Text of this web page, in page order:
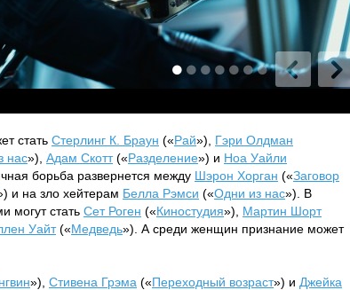
стать Стерлинг К. Браун («Рай»), Гэри Олдман
нас»), Адам Скотт(«Разделение») и Ноа Уайли
борьба развернется между Шэрон Хорган («Заговор
и на зло хейтерам Белла Рэмси («Одни из нас»). В
могут стать Сет Роген («Киностудия»), Мартин Шорт
Уайт(«Медведь»). А среди женщин признание может
»), Стивена Грэма («Переходный возраст») и Джейка